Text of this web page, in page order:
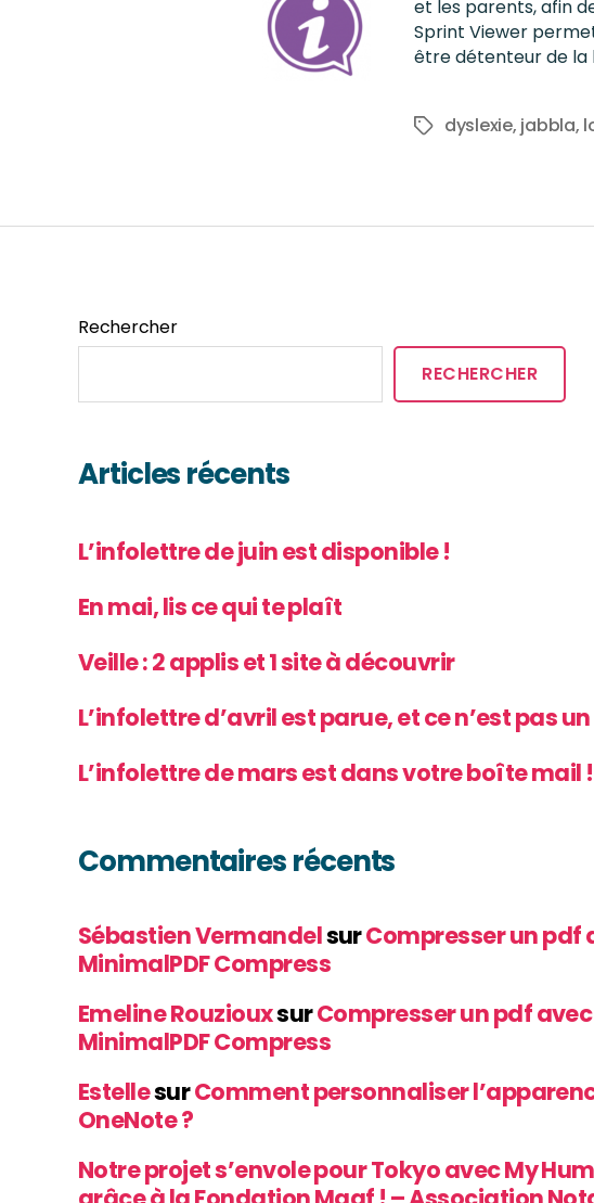
et les parents, afin
Sprint Viewer
être détenteur de la
dyslexie, jabbla,
Rechercher
RECHERCHER
Articles récents
L’infolettre de juin est disponible !
En mai, lis ce qui te plaît
Veille : 2 applis et 1 site à découvrir
L’infolettre d’avril est parue, et ce n’est pas
L’infolettre de mars est dans votre boîte mail !
Commentaires récents
Sébastien VermandelsurCompresser un pdf
MinimalPDF Compress
Emeline RouziouxsurCompresser un pdf avec
MinimalPDF Compress
EstellesurComment personnaliser
OneNote ?
Notre projet s’envole pour Tokyo avec My